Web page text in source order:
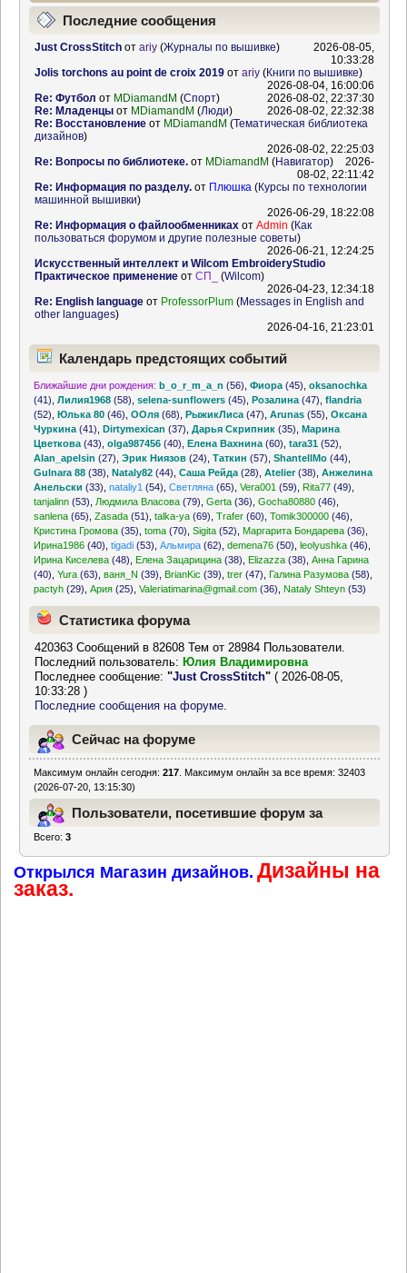
Информационный центр
Последние сообщения
Just CrossStitchот ariy(Журналы по вышивке)
2026-08-05,
10:33:28
Jolis torchons au point de croix 2019от ariy(Книги по вышивке)
2026-08-04, 16:00:06
Re: Футбол от MDiamandM (Спорт)
2026-08-02, 22:37:30
Re: Младенцыот MDiamandM (Люди)
2026-08-02, 22:32:38
Re: Восстановлениеот MDiamandM (Тематическая библиотека
дизайнов)
2026-08-02, 22:25:03
Re: Вопросы по библиотеке.от MDiamandM (Навигатор)
2026-
08-02, 22:11:42
Re: Информация по разделу.от Плюшка (Курсы по технологии
машинной вышивки)
2026-06-29, 18:22:08
Re: Информация о файлообменникахот Admin (Как
пользоваться форумом и другие полезные советы)
2026-06-21, 12:24:25
Искусственный интеллект и Wilcom EmbroideryStudio
Практическое применениеот СП_ (Wilcom)
2026-04-23, 12:34:18
Re: English languageот ProfessorPlum(Messages in English and
other languages)
2026-04-16, 21:23:01
Календарь предстоящих событий
Ближайшие дни рождения: b_o_r_m_a_n (56) ,Фиора (45) ,oksanochka
(41) ,Лилия1968 (58) ,selena-sunflowers (45) ,Розалина (47) ,flandria
(52) ,Юлька 80 (46) ,ООля (68) ,РыжикЛиса (47) ,Arunas (55) ,Оксана
Чуркина (41) ,Dirtymexican (37) ,Дарья Скрипник (35) ,Марина
Цветкова (43) ,olga987456 (40) ,Елена Вахнина (60) ,tara31 (52)
Alan_apelsin (27) ,Эрик Ниязов (24) ,Таткин (57) ,ShantellMo (44)
Gulnara 88 (38) ,Nataly82 (44) ,Саша Рейда (28) ,Atelier(38) ,Анжелина
Анельски (33) ,nataliy1 (54) ,Светляна (65) ,Vera001 (59) Rita77 (49)
tanjalinn (53) Людмила Власова (79) ,Gerta (36) ,Gocha80880 (46)
sanlena (65) ,Zasada (51) ,talka-ya (69) ,Trafer (60) ,Tomik300000 (46)
Кристина Громова (35) ,toma (70) ,Sigita (52) Маргарита Бондарева (36)
Ирина1986 (40) ,tigadi (53) ,Альмира (62) ,demena76 (50) ,leolyushka (46)
Ирина Киселева (48) Елена Зацарицина (38) Elizazza (38) ,Анна Гарина
(40) ,Yura (63) ,ваня_N (39) BrianKic (39) ,trer (47) Галина Разумова (58)
pactyh (29) ,Ария (25) ,Valeriatimarina@gmail.com (36) Nataly Shteyn (53)
Статистика форума
420363 Сообщений в 82608 Тем от 28984 Пользователи.
Последний пользователь: Юлия Владимировна
Последнее сообщение:"Just CrossStitch" ( 2026-08-05,
10:33:28 )
Последние сообщения на форуме.
Сейчас на форуме
Максимум онлайн сегодня:217 . Максимум онлайн за все время: 32403
(2026-07-20, 13:15:30)
Пользователи, посетившие форум за
Всего:3
Открылся Магазин дизайнов. Дизайны на
заказ.